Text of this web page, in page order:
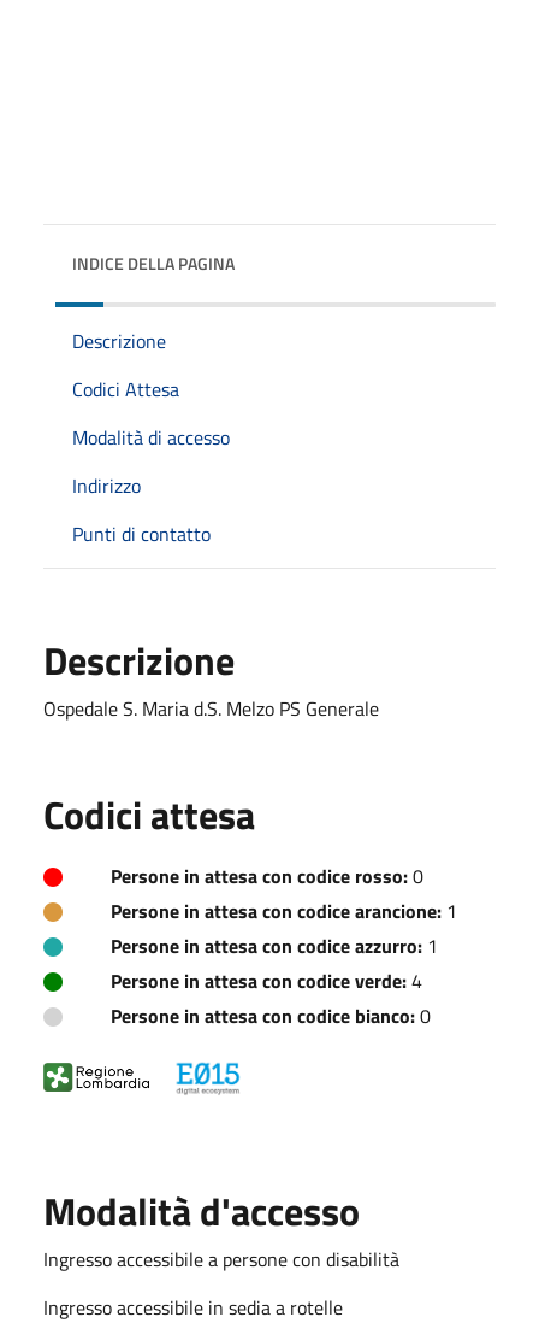
INDICE DELLA PAGINA
Descrizione
Codici Attesa
Modalità di accesso
Indirizzo
Punti di contatto
Descrizione
Ospedale S. Maria d.S. Melzo PS Generale
Codici attesa
Persone in attesa con codice rosso:0
Persone in attesa con codice arancione: 1
Persone in attesa con codice azzurro: 1
Persone in attesa con codice verde:4
Persone in attesa con codice bianco:0
Modalità d'accesso
Ingresso accessibile a persone con disabilità
Ingresso accessibile in sedia a rotelle